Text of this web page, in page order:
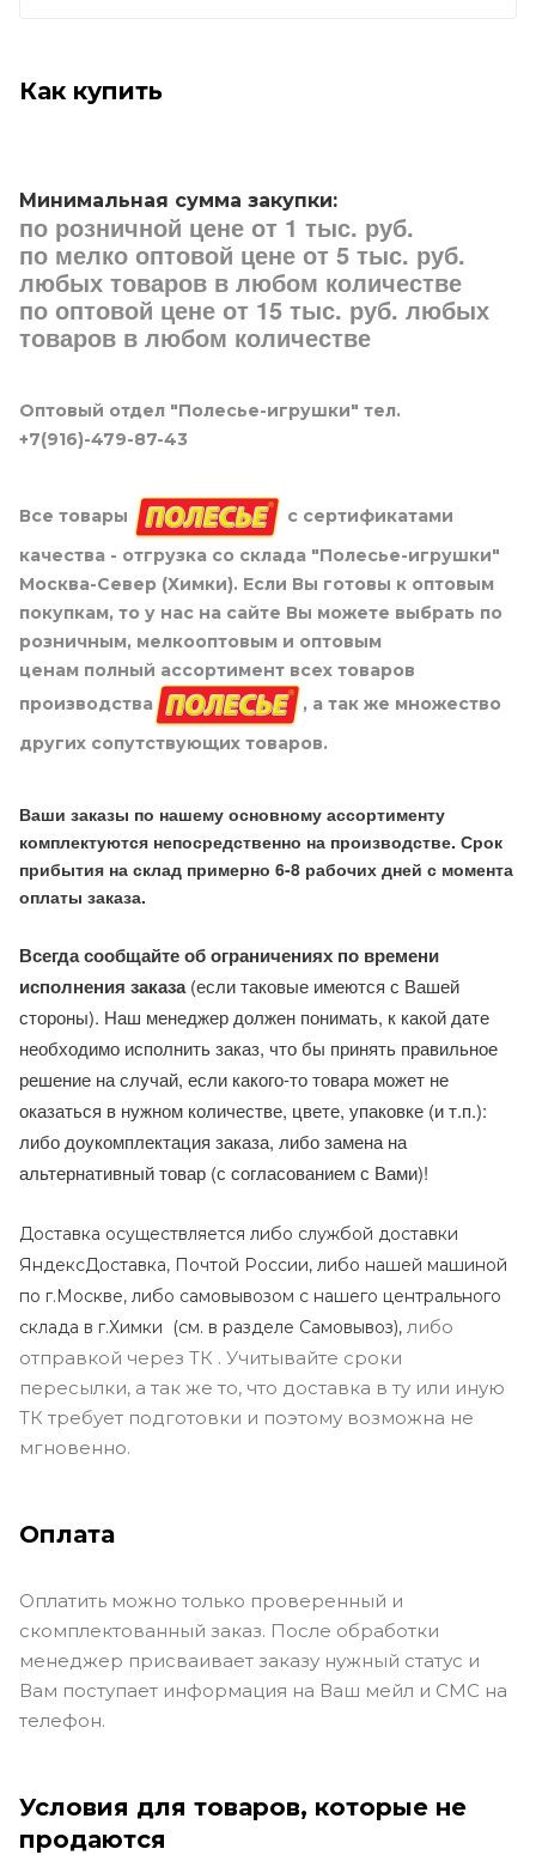
Как купить
Минимальная сумма закупки:
по розничной цене от 1 тыс. руб.
по мелко оптовой цене от 5 тыс. руб.
любых товаров в любом количестве
по оптовой цене от 15 тыс. руб. любых
товаров в любом количестве
Оптовый отдел "Полесье-игрушки" тел.
+7(916)-479-87-43
Все товары
с сертификатами
качества - отгрузка со склада "Полесье-игрушки"
Москва-Север (Химки). Если Вы готовы к оптовым
покупкам, то у нас на сайте Вы можете выбрать по
розничным, мелкооптовым и оптовым
ценам полный ассортимент всех товаров
производства
, а так же множество
других сопутствующих товаров.
Ваши заказы по нашему основному ассортименту
комплектуются непосредственно на производстве. Срок
прибытия на склад примерно 6-8 рабочих дней с момента
оплаты заказа.
Всегда сообщайте об ограничениях по времени
исполнения заказа(если таковые имеются с Вашей
стороны). Наш менеджер должен понимать, к какой дате
необходимо исполнить заказ, что бы принять правильное
решение на случай, если какого-то товара может не
оказаться в нужном количестве, цвете, упаковке (и т.п.):
либо доукомплектация заказа, либо замена на
альтернативный товар (с согласованием с Вами)!
Доставка осуществляется либо службой доставки
ЯндексДоставка, Почтой России, либо нашей машиной
по г.Москве, либо самовывозом с нашего центрального
склада в г.Химки (см. в разделе Самовывоз), либо
отправкой через ТК . Учитывайте сроки
пересылки, а так же то, что доставка в ту или иную
ТК требует подготовки и поэтому возможна не
мгновенно.
Оплата
Оплатить можно только проверенный и
скомплектованный заказ. После обработки
менеджер присваивает заказу нужный статус и
Вам поступает информация на Ваш мейл и СМС на
телефон.
Условия для товаров, которые не
продаются